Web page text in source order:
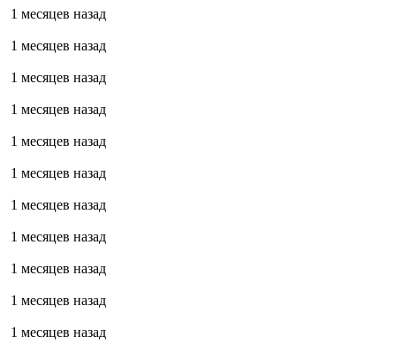
1 месяцев назад
1 месяцев назад
1 месяцев назад
1 месяцев назад
1 месяцев назад
1 месяцев назад
1 месяцев назад
1 месяцев назад
1 месяцев назад
1 месяцев назад
1 месяцев назад